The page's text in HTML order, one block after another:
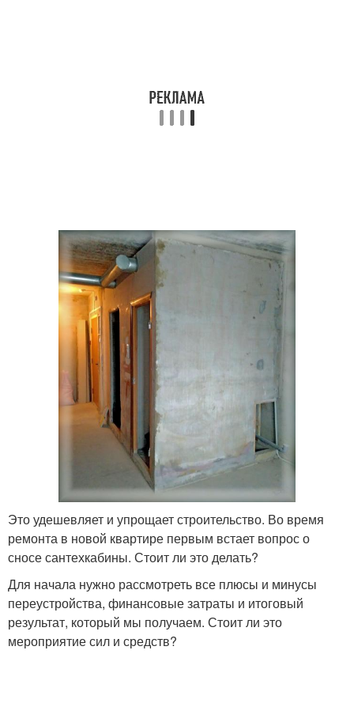
Это удешевляет и упрощает строительство. Во время
ремонта в новой квартире первым встает вопрос о
сносе сантехкабины. Стоит ли это делать?
Для начала нужно рассмотреть все плюсы и минусы
переустройства, финансовые затраты и итоговый
результат, который мы получаем. Стоит ли это
мероприятие сил и средств?